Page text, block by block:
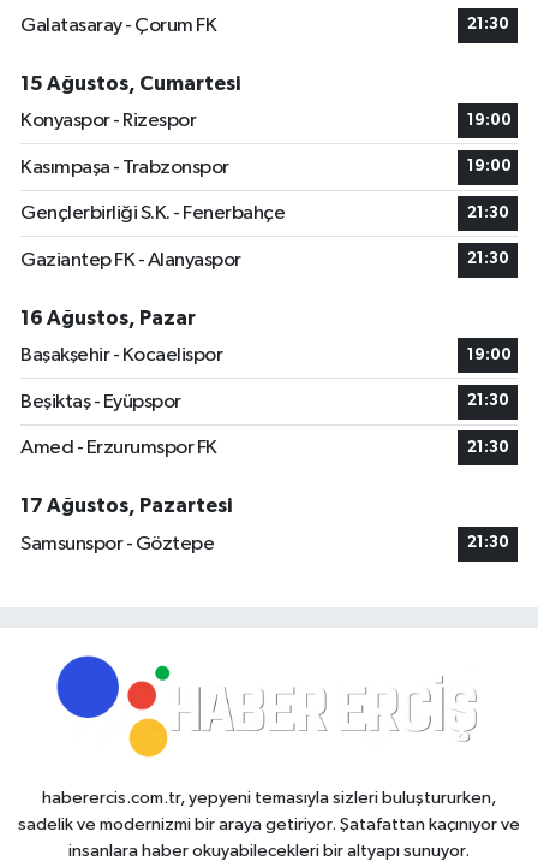
Galatasaray - Çorum FK
21:30
15 Ağustos, Cumartesi
Konyaspor - Rizespor
19:00
Kasımpaşa - Trabzonspor 19:00
Gençlerbirliği S.K. - Fenerbahçe 21:30
Gaziantep FK - Alanyaspor 21:30
16 Ağustos, Pazar
Başakşehir - Kocaelispor
19:00
Beşiktaş - Eyüpspor 21:30
Amed - Erzurumspor FK 21:30
17 Ağustos, Pazartesi
Samsunspor - Göztepe
21:30
haberercis.com.tr, yepyeni temasıyla sizleri buluştururken,
sadelik ve modernizmi bir araya getiriyor. Şatafattan kaçınıyor ve
insanlara haber okuyabilecekleri bir altyapı sunuyor.